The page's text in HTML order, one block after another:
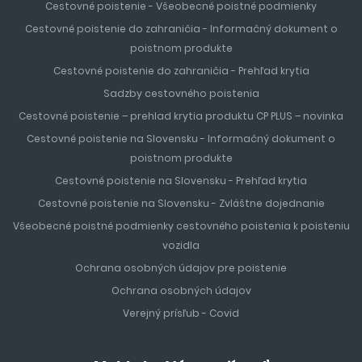
Niekoľko kilometrovú pobrežnú promenádu lemujú stovky
kvetov, paliem, reštaurácií, obchodov a luxusných hotelov.
Atrakciou mesta sú fontány, ktoré každý deň vo večerných
hodinách vytvárajú nádherné svetelné efekty. Dovolenka
patrí k najobľúbenejším dovolenkám turistov
približne 60 minút.
Malorkaje čarokrásny ostrov, nazývaný tiež ostrovom
pomarančovníkov, citrónovníkov a paliem a je najväčší
nielen z Baleárských ostrovov, ale aj najväčší ostrov
Španielska. Leží v západnej časti Stredozemného mora,
preskúmať či už autom alebo na fakultatívnych výletoch.
Jeho najväčším a zároveň i hlavným mestom je Palma de
a množstvom menších pláží. Dovolenka na
Malorke
Cestovné poistenie - Všeobecné poistné podmienky
Cestovné poistenie do zahraničia - Informačný dokument o
poistnom produkte
Cestovné poistenie do zahraničia - Prehľad krytia
Sadzby cestovného poistenia
Cestovné poistenie – prehlad krytia produktu CP PLUS – novinka
Cestovné poistenie na Slovensku - Informačný dokument o
poistnom produkte
Cestovné poistenie na Slovensku - Prehľad krytia
Cestovné poistenie na Slovensku - Zvláštne dojednanie
Všeobecné poistné podmienky cestovného poistenia k poisteniu
vozidla
Ochrana osobných údajov pre poistenie
Ochrana osobných údajov
Verejný prísľub - Covid